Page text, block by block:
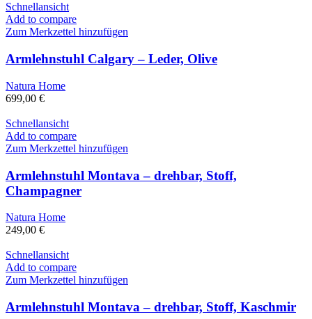
Schnellansicht
Add to compare
Zum Merkzettel hinzufügen
Armlehnstuhl Calgary – Leder, Olive
Natura Home
699,00 €
Schnellansicht
Add to compare
Zum Merkzettel hinzufügen
Armlehnstuhl Montava – drehbar, Stoff,
Champagner
Natura Home
249,00 €
Schnellansicht
Add to compare
Zum Merkzettel hinzufügen
Armlehnstuhl Montava – drehbar, Stoff, Kaschmir